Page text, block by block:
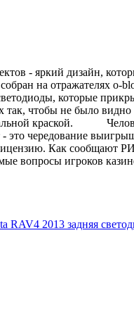
- яркий дизайн,
на отражателях o-
которые
так, чтобы не было
краской.
- это чередование
Как сообщают
вопросы игроков
RAV4 2013 задняя